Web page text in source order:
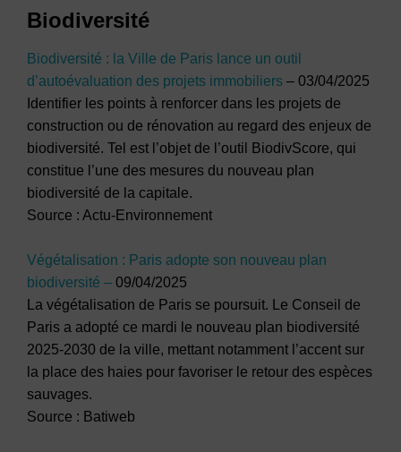
Biodiversité
Biodiversité : la Ville de Paris lance un outil
d’autoévaluation des projets immobiliers – 03/04/2025
Identifier les points à renforcer dans les projets de
construction ou de rénovation au regard des enjeux de
biodiversité. Tel est l’objet de l’outil BiodivScore, qui
constitue l’une des mesures du nouveau plan
biodiversité de la capitale.
Source : Actu-Environnement
Végétalisation : Paris adopte son nouveau plan
biodiversité – 09/04/2025
La végétalisation de Paris se poursuit. Le Conseil de
Paris a adopté ce mardi le nouveau plan biodiversité
2025-2030 de la ville, mettant notamment l’accent sur
la place des haies pour favoriser le retour des espèces
sauvages.
Source : Batiweb